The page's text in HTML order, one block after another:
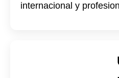
internacional y